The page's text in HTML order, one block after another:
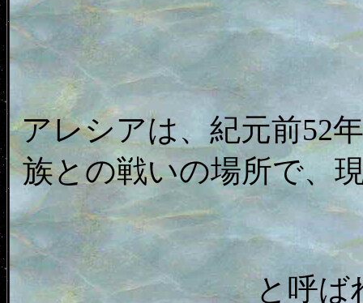
アレシアは、紀元前52
族との戦いの場所で、
と呼ば